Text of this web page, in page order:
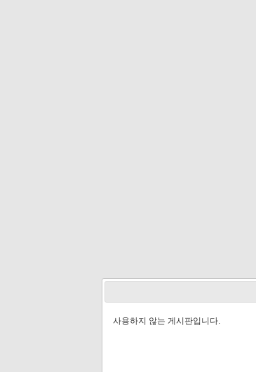
사용하지 않는 게시판입니다.